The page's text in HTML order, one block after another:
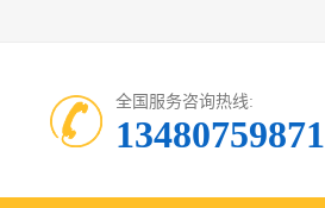
全国服务咨询热线:
13480759871